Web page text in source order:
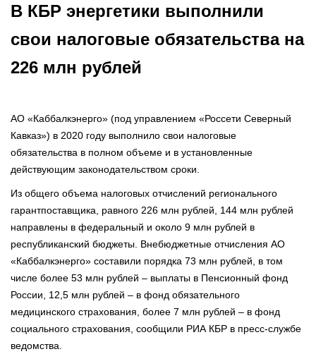
В КБР энергетики выполнили
свои налоговые обязательства на
226 млн рублей
АО «Каббалкэнерго» (под управлением «Россети Северный
Кавказ») в 2020 году выполнило свои налоговые
обязательства в полном объеме и в установленные
действующим законодательством сроки.
Из общего объема налоговых отчислений регионального
гарантпоставщика, равного 226 млн рублей, 144 млн рублей
направлены в федеральный и около 9 млн рублей в
республиканский бюджеты. Внебюджетные отчисления АО
«Каббалкэнерго» составили порядка 73 млн рублей, в том
числе более 53 млн рублей – выплаты в Пенсионный фонд
России, 12,5 млн рублей – в фонд обязательного
медицинского страхования, более 7 млн рублей – в фонд
социального страхования, сообщили РИА КБР в пресс-службе
ведомства.